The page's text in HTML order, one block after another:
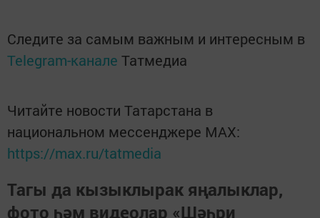
Следите за самым важным и интересным в
Telegram-канале Татмедиа
Читайте новости Татарстана в
национальном мессенджере MАХ:
https://max.ru/tatmedia
Тагы да кызыклырак яңалыклар,
фото һәм видеолар «Шәһри